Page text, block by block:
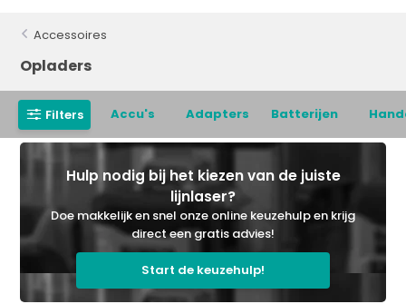
Accessoires
Opladers
Filters Accu's Adapters Batterijen
Hulp nodig bij het kiezen van de juiste
lijnlaser?
Doe makkelijk en snel onze online keuzehulp en krijg
direct een gratis advies!
Start de keuzehulp!